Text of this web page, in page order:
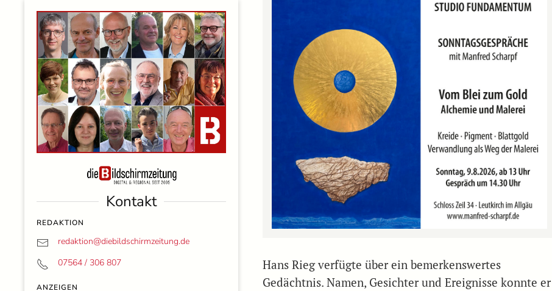
Kontakt
REDAKTION
redaktion@diebildschirmzeitung.de
07564 / 306 807
ANZEIGEN
Hans Rieg verfügte über ein bemerkenswertes
Gedächtnis. Namen, Gesichter und Ereignisse konnte er